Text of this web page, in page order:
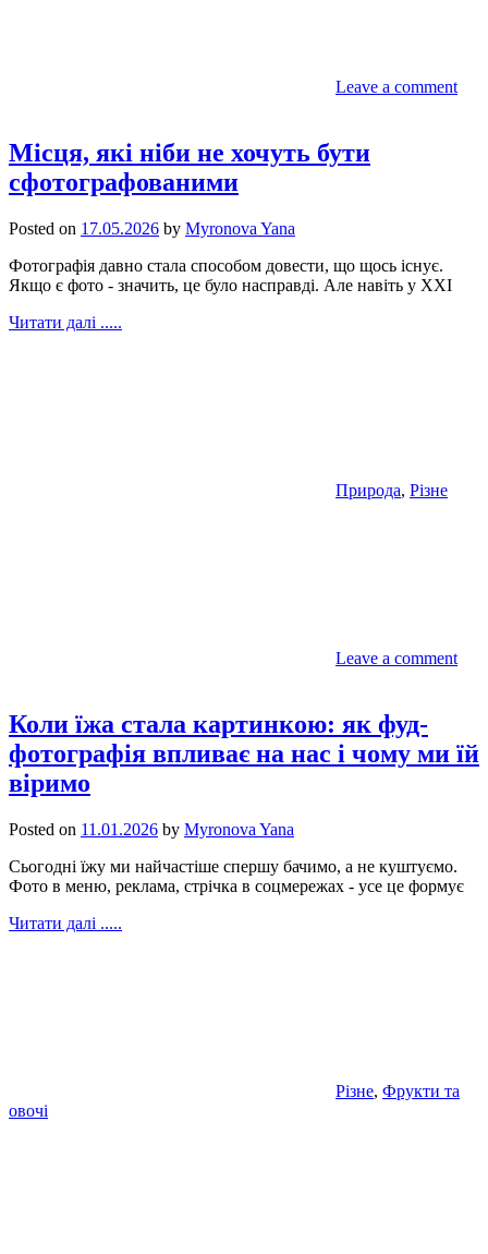
Leave a comment
Місця, які ніби не хочуть бути
сфотографованими
Posted on 17.05.2026 by Myronova Yana
Фотографія давно стала способом довести, що щось існує.
Якщо є фото - значить, це було насправді. Але навіть у XXI
Читати далі .....
Природа, Різне
Leave a comment
Коли їжа стала картинкою: як фуд-
фотографія впливає на нас і чому ми їй
віримо
Posted on 11.01.2026 by Myronova Yana
Сьогодні їжу ми найчастіше спершу бачимо, а не куштуємо.
Фото в меню, реклама, стрічка в соцмережах - усе це формує
Читати далі .....
Різне, Фрукти та
овочі